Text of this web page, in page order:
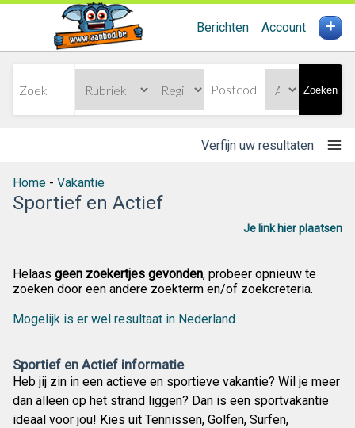
Berichten Account +
Zoeken
Verfijn uw resultaten
Home - Vakantie
Sportief en Actief
Je link hier plaatsen
Helaas geen zoekertjes gevonden, probeer opnieuw te
zoeken door een andere zoekterm en/of zoekcreteria.
Mogelijk is er wel resultaat in Nederland
Sportief en Actief informatie
Heb jij zin in een actieve en sportieve vakantie? Wil je meer
dan alleen op het strand liggen? Dan is een sportvakantie
ideaal voor jou! Kies uit Tennissen, Golfen, Surfen,